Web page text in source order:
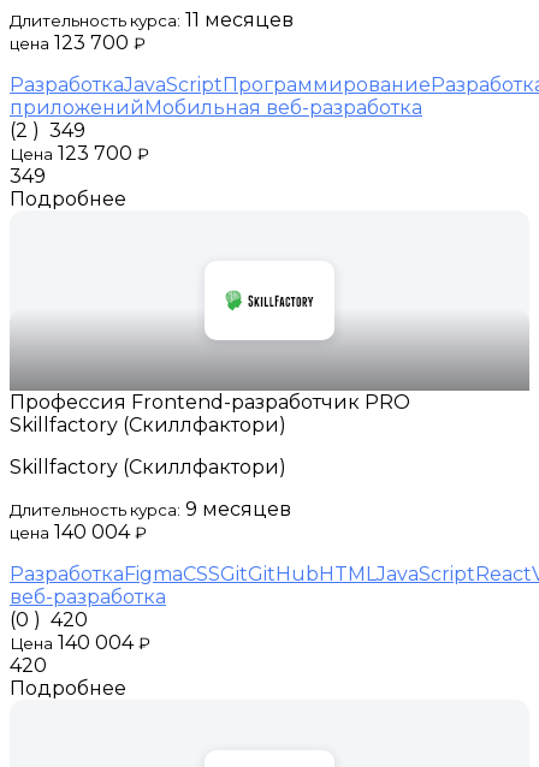
Длительность курса: 11 месяцев
цена 123 700 ₽
РазработкаJavaScriptПрограммирование
приложенийМобильная веб-разработка
(2 ) 349
Цена 123 700 ₽
349
Подробнее
Профессия Frontend-разработчик PRO
Skillfactory (Скиллфактори)
Skillfactory (Скиллфактори)
Длительность курса: 9 месяцев
цена 140 004₽
РазработкаFigmaCSSGitGitHubHTMLJavaScriptReact
веб-разработка
(0 ) 420
Цена 140 004₽
420
Подробнее